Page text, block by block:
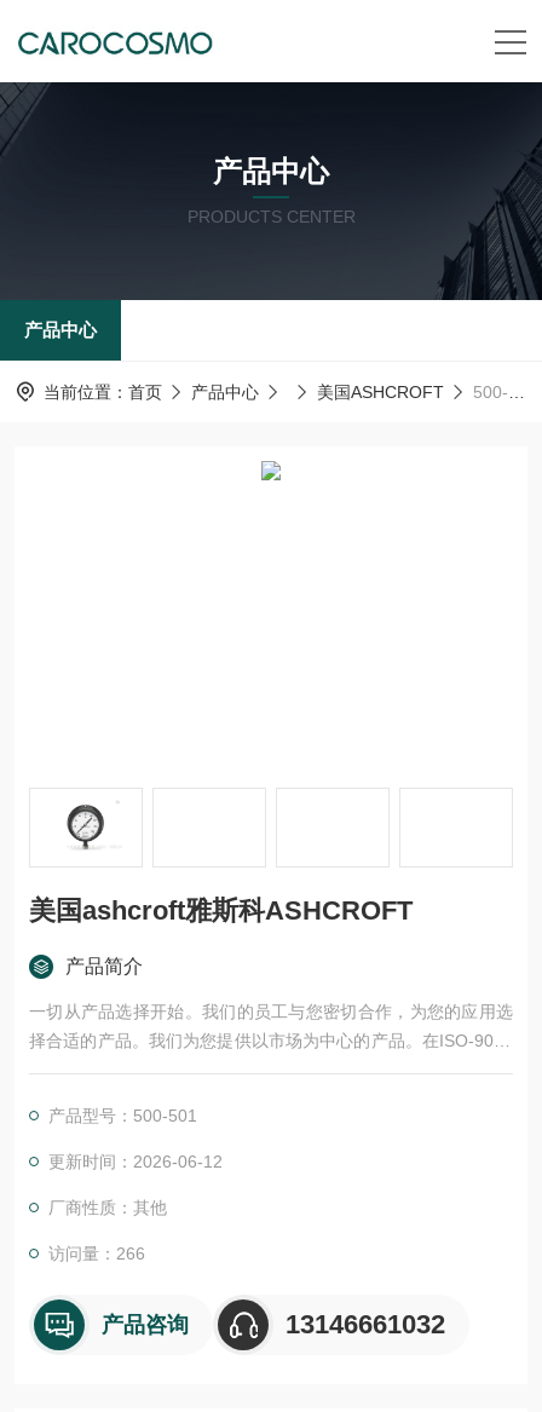
产品中心
PRODUCTS CENTER
产品中心
当前位置： 首页 产品中心 美国ASHCROFT 500-501美国ashcroft雅斯科ASHCROFT
美国ashcroft雅斯科ASHCROFT
产品简介
一切从产品选择开始。我们的员工与您密切合作，为您的应用选
择合适的产品。我们为您提供以市场为中心的产品。在ISO-9001
认证的生产基地生产的产品，经过严格的测试和批准程序的验
您提供帮助。我们还为您提供工具来*您的项目:
尾流频率计算器 （WFC）美国ASHCROFT雅斯科美国ashcroft
产品型号：500-501
更新时间：2026-06-12
厂商性质：其他
访问量：266
产品咨询 13146661032